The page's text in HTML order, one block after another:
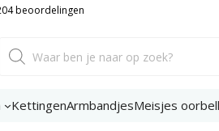
beoordelingen
zoeken
KettingenArmbandjesMeisjes